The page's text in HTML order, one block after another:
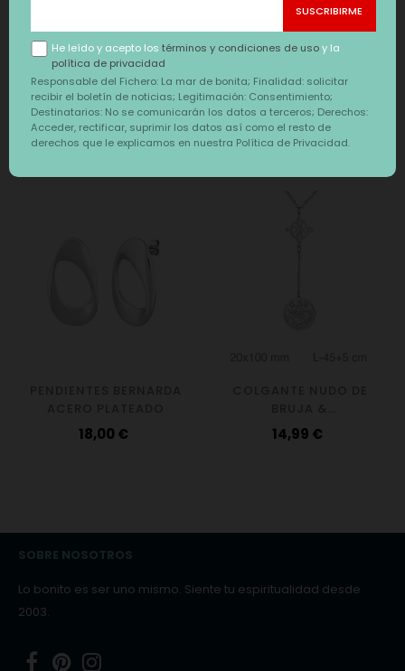
Precio
22,90 €
MAESTRA LAPICERO
Precio
22,90 €
También te puede interesar
Precio
18,00 €
TETRAGRAMATÓN
ACERO INOXIDABLE
Precio
14,99 €
SOBRE NOSOTROS
Lo bonito es ser uno mismo. Siente tu espiritualidad desde
2003.
FacebookPinterest
Responsable del Fichero: La mar de bonita; Finalidad: solicitar
recibir el boletín de noticias; Legitimación: Consentimiento;
Destinatarios: No se comunicarán los datos a terceros; Derechos:
Acceder, rectificar, suprimir los datos así como el resto de
derechos que le explicamos en nuestra Política de Privacidad.
He leído y acepto lostérminos y condiciones de usoy la
política de privacidad